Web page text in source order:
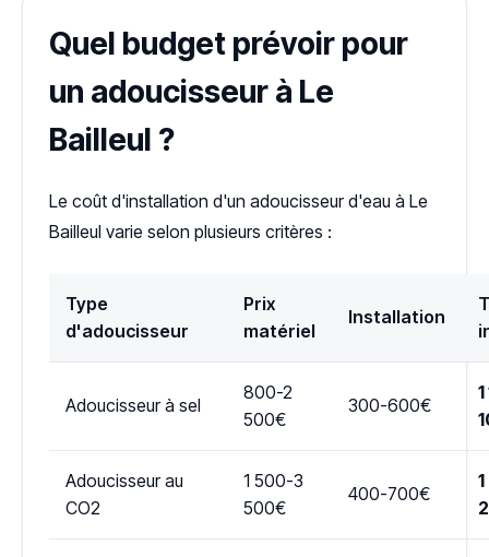
Quel budget prévoir pour
un adoucisseur à Le
Bailleul ?
Le coût d'installation d'un adoucisseur d'eau à Le
Bailleul varie selon plusieurs critères :
Type
d'adoucisseur
Prix
matériel
Installation
Adoucisseur à sel
800-2
500€
300-600€
Adoucisseur au
CO2
1 500-3
500€
400-700€